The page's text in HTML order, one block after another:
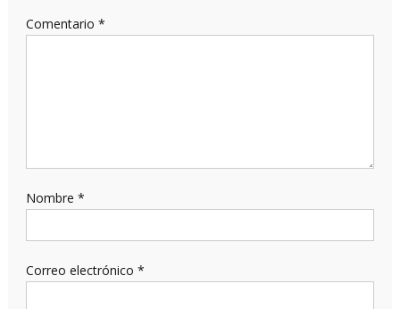
Comentario *
Nombre *
Correo electrónico *